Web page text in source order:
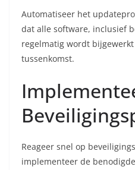
Automatiseer het
dat alle software, inclusief
regelmatig wordt
tussenkomst.
Reageer snel op
implementeer de